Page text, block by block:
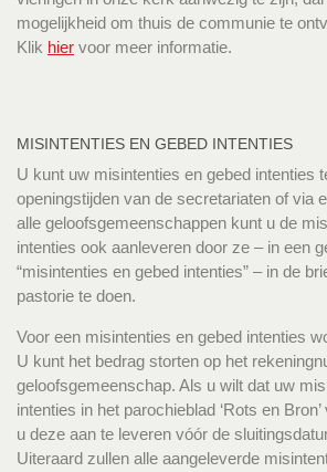
mogelijkheid om thuis de communie te
Klik hier voor meer informatie.
MISINTENTIES EN GEBED INTENTIES
U kunt uw misintenties en gebed intenties
openingstijden van de secretariaten of via
alle geloofsgemeenschappen kunt u de
intenties ook aanleveren door ze – in een
“misintenties en gebed intenties” – in de
pastorie te doen.
Voor een misintenties en gebed intenties
U kunt het bedrag storten op het
geloofsgemeenschap. Als u wilt dat uw
intenties in het parochieblad ‘Rots en
u deze aan te leveren vóór de
Uiteraard zullen alle aangeleverde